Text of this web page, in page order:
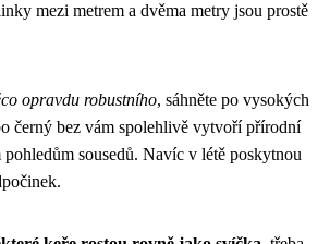
mezi metrem a dvěma metry jsou prostě
opravdu robustního, sáhněte po vysokých
černý bez vám spolehlivě vytvoří přírodní
sousedů. Navíc v létě poskytnou